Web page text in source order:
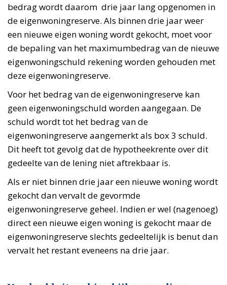
bedrag wordt daarom drie jaar lang opgenomen in
de eigenwoningreserve. Als binnen drie jaar weer
een nieuwe eigen woning wordt gekocht, moet voor
de bepaling van het maximumbedrag van de nieuwe
eigenwoningschuld rekening worden gehouden met
deze eigenwoningreserve.
Voor het bedrag van de eigenwoningreserve kan
geen eigenwoningschuld worden aangegaan. De
schuld wordt tot het bedrag van de
eigenwoningreserve aangemerkt als box 3 schuld.
Dit heeft tot gevolg dat de hypotheekrente over dit
gedeelte van de lening niet aftrekbaar is.
Als er niet binnen drie jaar een nieuwe woning wordt
gekocht dan vervalt de gevormde
eigenwoningreserve geheel. Indien er wel (nagenoeg)
direct een nieuwe eigen woning is gekocht maar de
eigenwoningreserve slechts gedeeltelijk is benut dan
vervalt het restant eveneens na drie jaar.